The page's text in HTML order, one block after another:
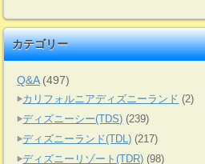
カテゴリー
Q&A(497)
カリフォルニアディズニーランド (2)
ディズニーシー(TDS) (239)
ディズニーランド(TDL) (217)
ディズニーリゾート(TDR) (98)